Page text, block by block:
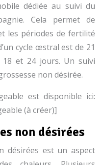
dédiée au suivi du
Cela permet de
les périodes de fertilité
cycle œstral est de 21
et 24 jours. Un suivi
non désirée.
est disponible ici:
(à créer)]
non désirées
désirées est un aspect